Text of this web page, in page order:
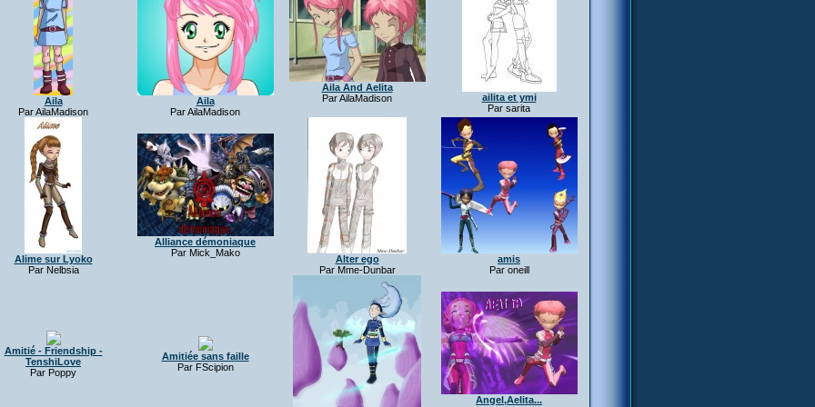
Aila
Par AilaMadison
Aila
Par AilaMadison
Aila And Aelita
Par AilaMadison
ailita et ymi
Par sarita
Alime sur Lyoko
Par Nelbsia
Alliance démoniaque
Par Mick_Mako
Alter ego
Par Mme-Dunbar
amis
Par oneill
Amitié - Friendship -
TenshiLove
Par Poppy
Amitiée sans faille
Par FScipion
Angel,Aelita...